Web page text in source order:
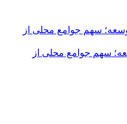
سهم جوامع محلی از